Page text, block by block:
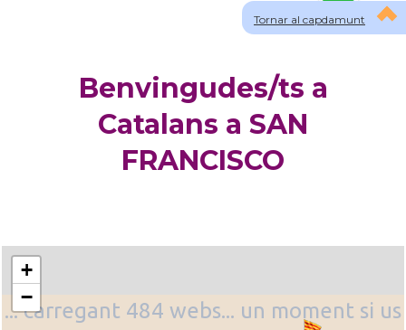
Tornar al capdamunt
Benvingudes/ts a
Catalans a SAN
FRANCISCO
... carregant 484 webs... un moment si us
+
−